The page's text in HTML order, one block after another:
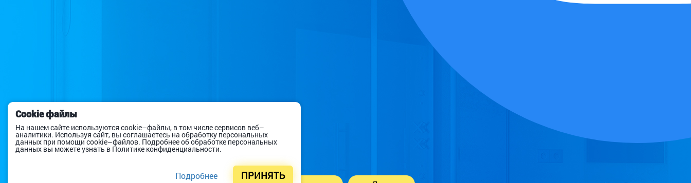
Cookie файлы
На нашем сайте используются cookie–файлы, в том числе сервисов веб–
аналитики. Используя сайт, вы соглашаетесь на обработку персональных
данных при помощи cookie–файлов. Подробнее об обработке персональных
данных вы можете узнать в Политике конфиденциальности.
Подробнее ПРИНЯТЬ